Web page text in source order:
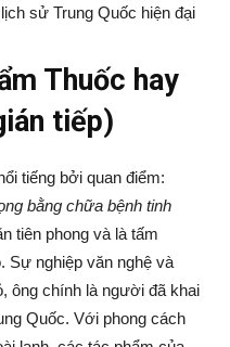
sử Trung Quốc hiện đại
Thuốc hay
tiếp)
tiếng bởi quan điểm:
bằng chữa bệnh tinh
tiên phong và là tấm
Sự nghiệp văn nghệ và
ông chính là người đã khai
Quốc. Với phong cách